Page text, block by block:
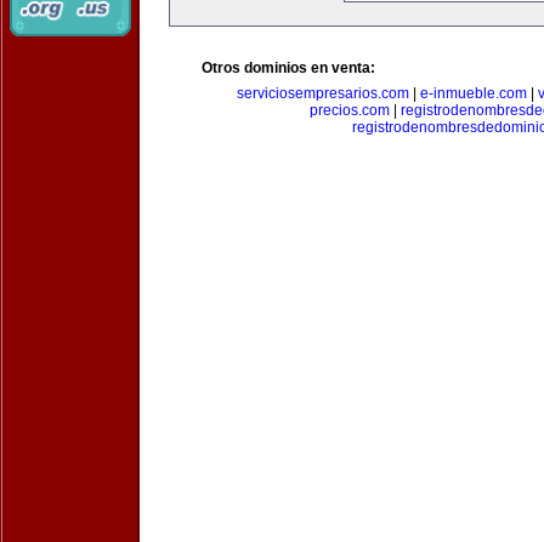
Otros dominios en venta:
serviciosempresarios.com| e-inmueble.com|
precios.com